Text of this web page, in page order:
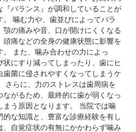
『バランス』が調和していることが
。 噛む力や、歯並びによってバラ
顎の痛みや音、口が開けにくくなる
頭痛などの全身の健康状態に影響を
。 また、噛み合わせの力によっ
にすり減ってしまったり、歯にヒ
歯菌に侵されやすくなってしまうケ
さらに、力のストレスは歯周病を
ながるため、最終的に歯が弱くなっ
まう原因となります。 当院では噛
的な知識と、豊富な診療経験を有し
、自覚症状の有無にかかわらず噛み